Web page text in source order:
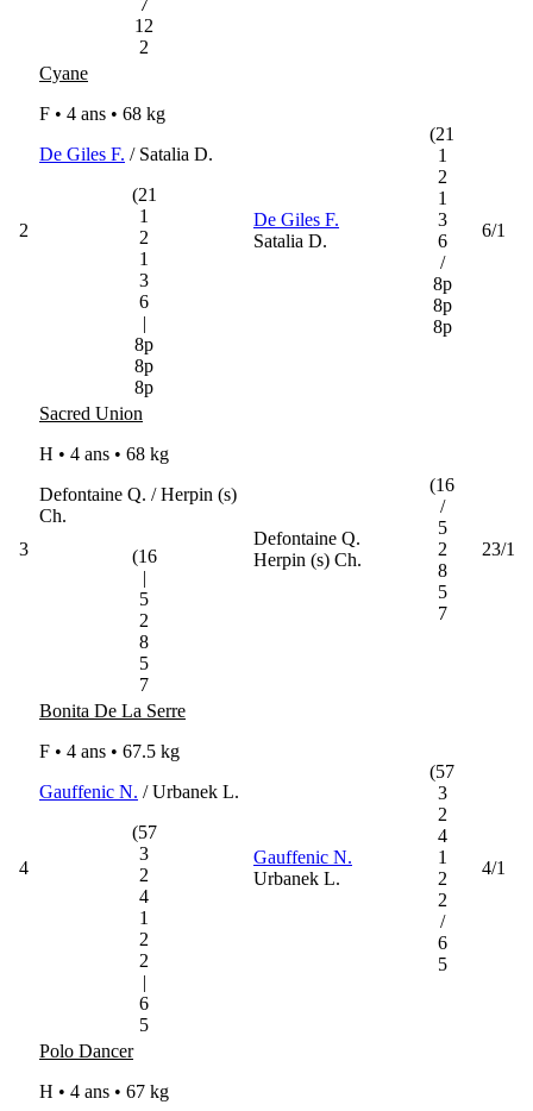
7
12
2
2
Cyane
F • 4 ans • 68 kg
De Giles F. / Satalia D.
(21
1
2
1
3
6
|
8p
8p
8p
De Giles F.
Satalia D.
(21
1
2
1
3
6
/
8p
8p
8p
6/1
3
Sacred Union
H • 4 ans • 68 kg
Defontaine Q. / Herpin (s)
Ch.
(16
|
5
2
8
5
7
Defontaine Q.
Herpin (s) Ch.
(16
/
5
2
8
5
7
23/1
4
Bonita De La Serre
F • 4 ans • 67.5 kg
Gauffenic N. / Urbanek L.
(57
3
2
4
1
2
2
|
6
5
Gauffenic N.
Urbanek L.
(57
3
2
4
1
2
2
/
6
5
4/1
Polo Dancer
H • 4 ans • 67 kg